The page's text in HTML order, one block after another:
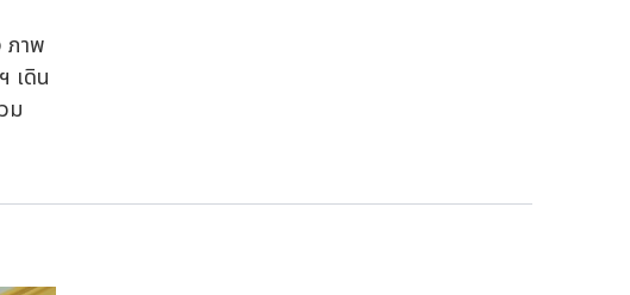
ภาพ
เดิน
ม